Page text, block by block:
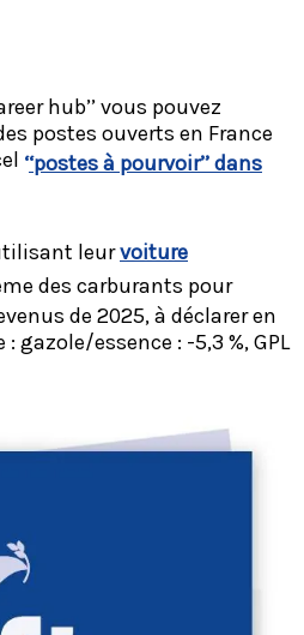
hub’’ vous pouvez
postes ouverts en France
‘‘postes à pourvoir’’ dans
leurvoiture
des carburants pour
de 2025, à déclarer en
gazole/essence : -5,3 %, GPL